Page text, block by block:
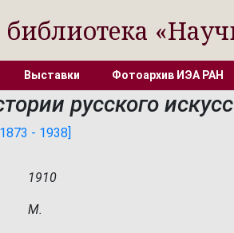
Выставки Фотоархив ИЭА РАН
русского
- 1938]
1910
М.